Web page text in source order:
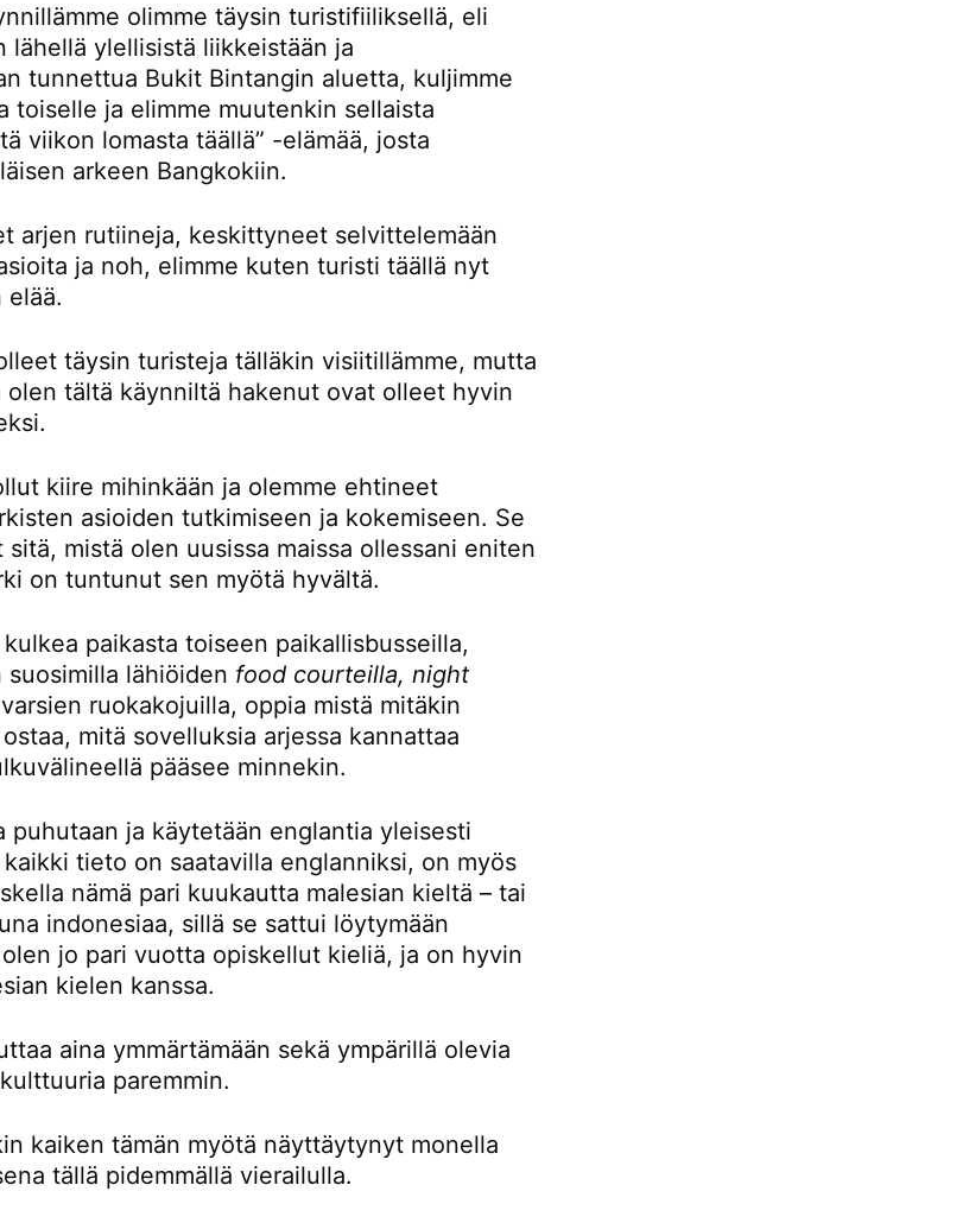
olimme täysin turistifiiliksellä, eli
lähellä ylellisistä liikkeistään ja
tunnettua Bukit Bintangin aluetta, kuljimme
toiselle ja elimme muutenkin sellaista
viikon lomasta täällä” -elämää, josta
arkeen Bangkokiin.
arjen rutiineja, keskittyneet selvittelemään
ja noh, elimme kuten turisti täällä nyt
elää.
täysin turisteja tälläkin visiitillämme, mutta
tältä käynniltä hakenut ovat olleet hyvin
kiire mihinkään ja olemme ehtineet
asioiden tutkimiseen ja kokemiseen. Se
mistä olen uusissa maissa ollessani eniten
on tuntunut sen myötä hyvältä.
paikasta toiseen paikallisbusseilla,
lähiöiden food courteilla, night
ruokakojuilla, oppia mistä mitäkin
mitä sovelluksia arjessa kannattaa
pääsee minnekin.
puhutaan ja käytetään englantia yleisesti
tieto on saatavilla englanniksi, on myös
nämä pari kuukautta malesian kieltä – tai
indonesiaa, sillä se sattui löytymään
jo pari vuotta opiskellut kieliä, ja on hyvin
kielen kanssa.
aina ymmärtämään sekä ympärillä olevia
paremmin.
kaiken tämän myötä näyttäytynyt monella
tällä pidemmällä vierailulla.